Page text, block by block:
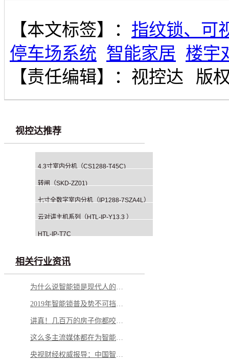
【本文标签】： 指纹锁、可
停车场系统 智能家居 楼宇
【责任编辑】： 视控达 版
视控达推荐
4.3寸室内分机（CS1288-T45C)
转闸（SKD-ZZ01)
七寸全数字室内分机（IP1288-7SZA4L）
云对讲主机系列（HTL-IP-Y13.3 ）
HTL-IP-T7C
相关行业资讯